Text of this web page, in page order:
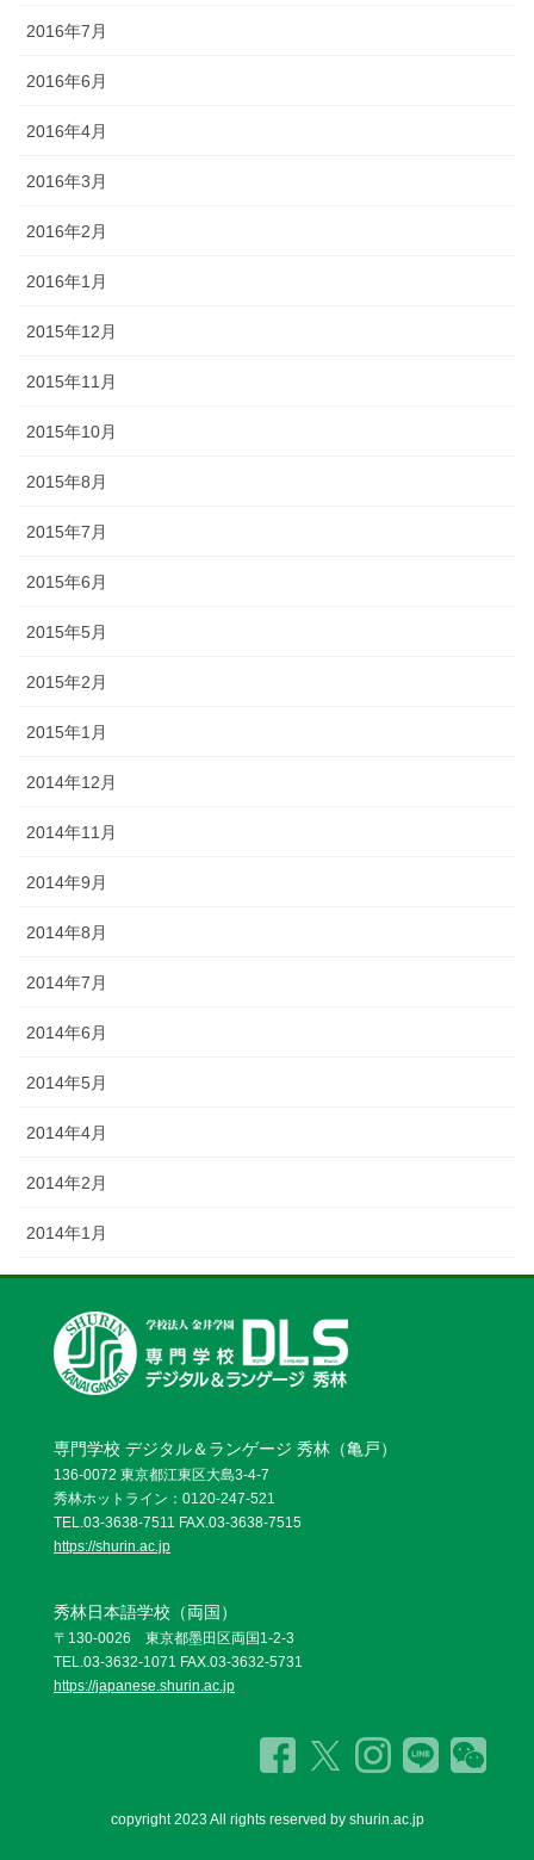
2016年7月
2016年6月
2016年4月
2016年3月
2016年2月
2016年1月
2015年12月
2015年11月
2015年10月
2015年8月
2015年7月
2015年6月
2015年5月
2015年2月
2015年1月
2014年12月
2014年11月
2014年9月
2014年8月
2014年7月
2014年6月
2014年5月
2014年4月
2014年2月
2014年1月
専門学校 デジタル＆ランゲージ 秀林（亀戸）
136-0072 東京都江東区大島3-4-7
秀林ホットライン：0120-247-521
TEL.03-3638-7511 FAX.03-3638-7515
https://shurin.ac.jp
秀林日本語学校（両国）
〒130-0026 東京都墨田区両国1-2-3
TEL.03-3632-1071 FAX.03-3632-5731
https://japanese.shurin.ac.jp
copyright 2023 All rights reserved by shurin.ac.jp